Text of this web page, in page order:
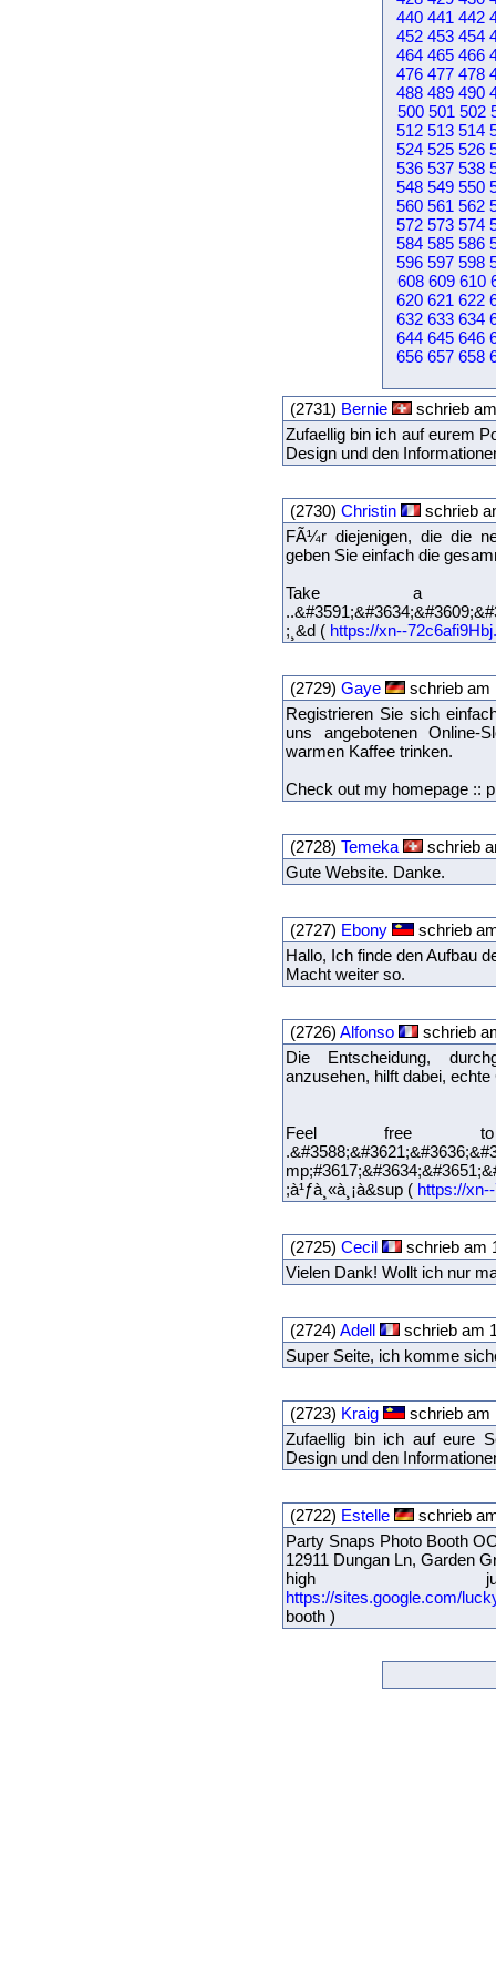
440 441 442
452 453 454
464 465 466
476 477 478
488 489 490
500 501 502
512 513 514
524 525 526
536 537 538
548 549 550
560 561 562
572 573 574
584 585 586
596 597 598
608 609 610
620 621 622
632 633 634
644 645 646
656 657 658
(2731) Bernie
schrieb
Zufaellig bin ich auf eurem
Design und den
(2730) Christin
schrieb
FÃ¼r diejenigen, die die
geben Sie einfach die
Take a
;¸&d ( https://xn--
(2729) Gaye
schrieb am
Registrieren Sie sich
uns angebotenen Online-
warmen Kaffee trinken.
Check out my homepage ::
(2728) Temeka
schrieb
Gute Website. Danke.
(2727) Ebony
schrieb
Hallo, Ich finde den Aufbau
Macht weiter so.
(2726) Alfonso
schrieb
Die Entscheidung,
anzusehen, hilft dabei,
Feel free
;à¹ƒà¸«à¸¡à&sup ( https://
(2725) Cecil
schrieb am
Vielen Dank! Wollt ich nur
(2724) Adell
schrieb am
Super Seite, ich komme
(2723) Kraig
schrieb am
Zufaellig bin ich auf eure
Design und den
(2722) Estelle
schrieb
Party Snaps Photo Booth
12911 Dungan Ln, Garden
high
https://sites.google.com/
booth )